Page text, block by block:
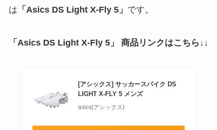
は 「Asics DS Light X-Fly 5」 です。
「Asics DS Light X-Fly 5」 商品リンクはこちら↓↓
[アシックス] サッカースパイク DS
LIGHT X-FLY 5 メンズ
asics(アシックス)